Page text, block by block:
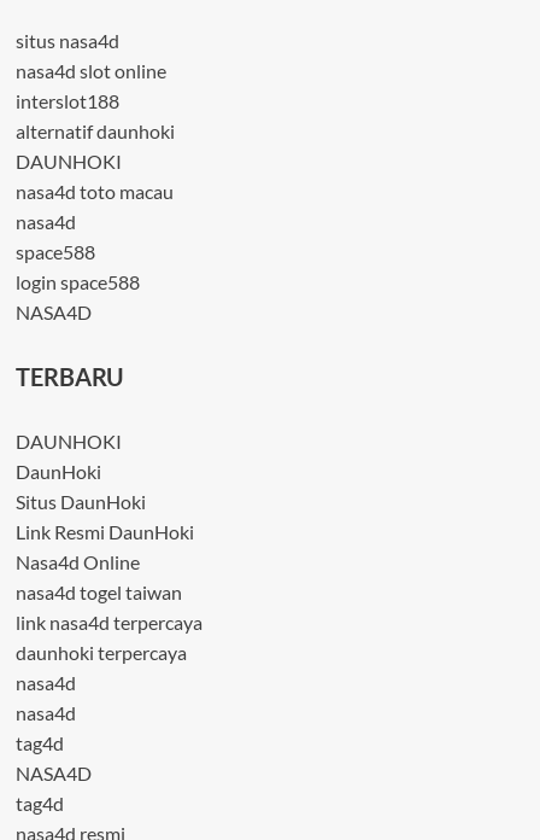
situs nasa4d
nasa4d slot online
interslot188
alternatif daunhoki
DAUNHOKI
nasa4d toto macau
nasa4d
space588
login space588
NASA4D
TERBARU
DAUNHOKI
DaunHoki
Situs DaunHoki
Link Resmi DaunHoki
Nasa4d Online
nasa4d togel taiwan
link nasa4d terpercaya
daunhoki terpercaya
nasa4d
nasa4d
tag4d
NASA4D
tag4d
nasa4d resmi